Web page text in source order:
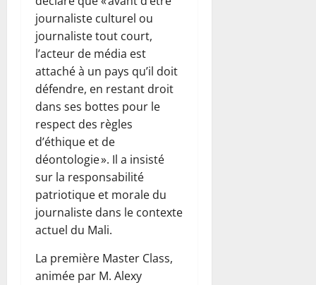
journaliste culturel ou
journaliste tout court,
l’acteur de média est
attaché à un pays qu’il doit
défendre, en restant droit
dans ses bottes pour le
respect des règles
d’éthique et de
déontologie ». Il a insisté
sur la responsabilité
patriotique et morale du
journaliste dans le contexte
actuel du Mali.
La première Master Class,
animée par M. Alexy